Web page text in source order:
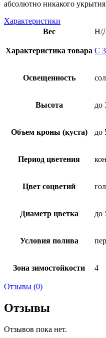
абсолютно никакого
Характеристики
Вес
Н/
Характеристика товара С 3
Освещенность
Высота до
Объем кроны (куста) до
Период цветения
Цвет соцветий
Диаметр цветка до
Условия полива
Зона зимостойкости 4
Отзывы (0)
Отзывы
Отзывов пока нет.